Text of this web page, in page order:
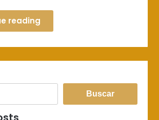
reading
Buscar